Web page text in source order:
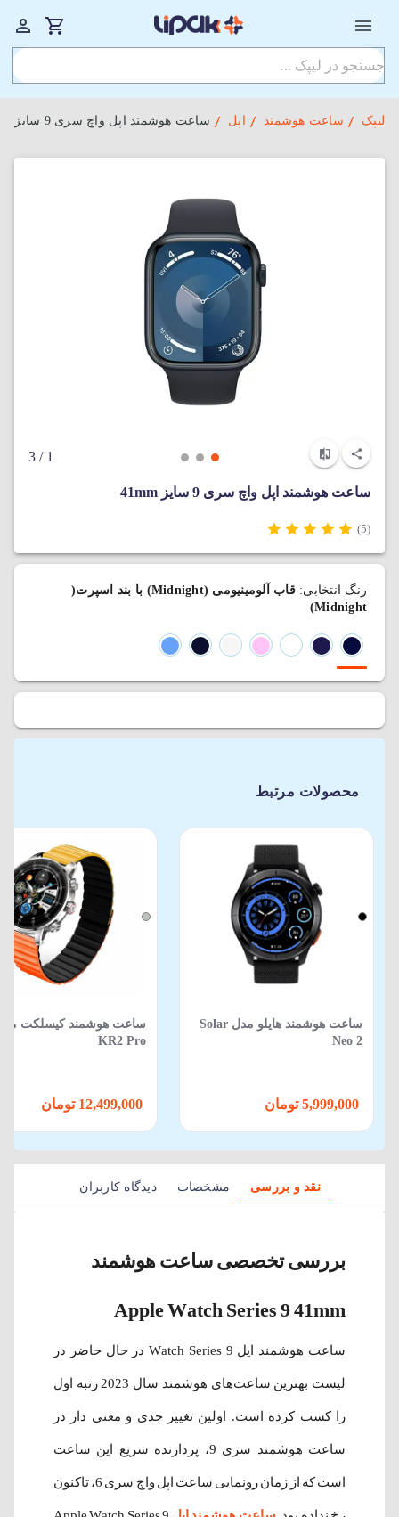
لیپک ساعت هوشمند اپل ساعت هوشمند اپل واچ سری 9 سایز 41mm
1
/ 3
ساعت هوشمند اپل واچ سری 9 سایز 41mm
(5)
رنگ انتخابی:
قاب آلومینیومی (Midnight) با بند اسپرت(
Midnight)
محصولات مرتبط
ساعت هوشمند هایلو مدل Solar
Neo 2
ساعت هوشمند کیسلکت
KR2 Pro
نقد و بررسی مشخصات دیدگاه کاربران
بررسی تخصصی ساعت هوشمند
Apple Watch Series 9 41mm
ساعت هوشمند اپل Watch Series 9 در حال حاضر در
لیست بهترین ساعت‌های هوشمند سال 2023 رتبه اول
را کسب کرده است. اولین تغییر جدی و معنی دار در
ساعت هوشمند سری 9، پردازنده سریع این ساعت
است که از زمان رونمایی ساعت اپل واچ سری 6، تاکنون